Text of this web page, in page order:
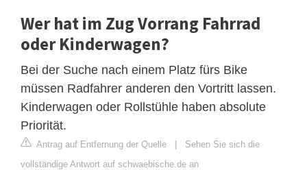
Wer hat im Zug Vorrang Fahrrad
oder Kinderwagen?
Bei der Suche nach einem Platz fürs Bike
müssen Radfahrer anderen den Vortritt lassen.
Kinderwagen oder Rollstühle haben absolute
Priorität.
Antrag auf Entfernung der Quelle | Sehen Sie sich die
vollständige Antwort auf schwaebische.de an